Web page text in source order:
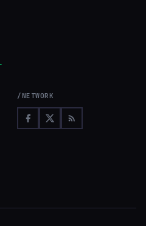
/NETWORK